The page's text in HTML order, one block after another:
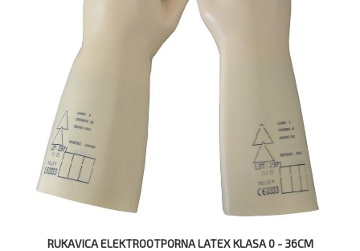
RUKAVICA ELEKTROOTPORNA LATEX KLASA 0 - 36CM